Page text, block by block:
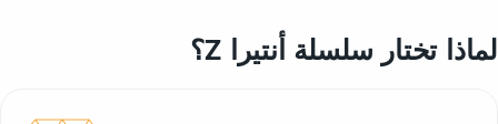
لماذا تختار سلسلة أنتيرا Z؟